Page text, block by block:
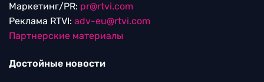
Маркетинг/PR: pr@rtvi.com
Реклама RTVI: adv-eu@rtvi.com
Партнерские материалы
Достойные новости